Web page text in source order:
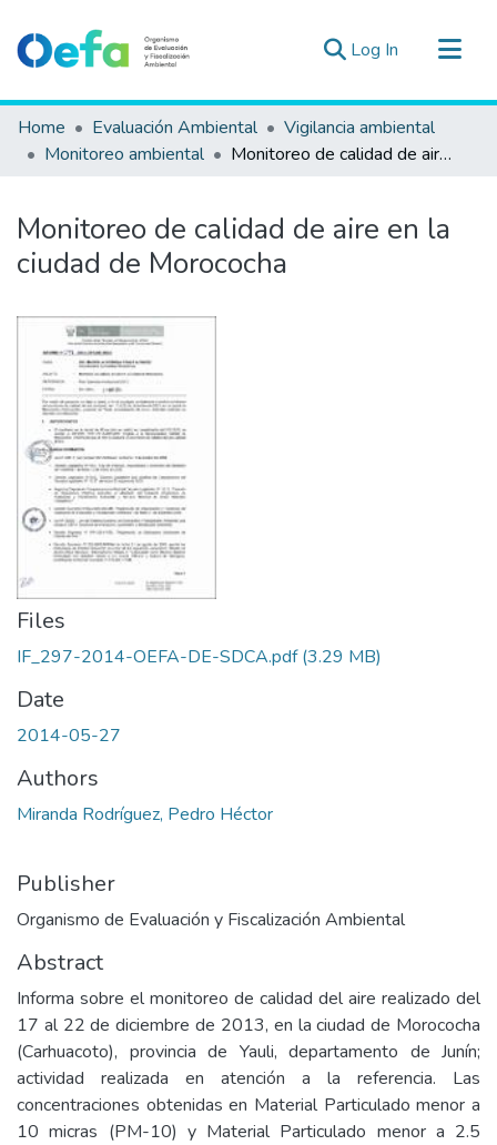
Log In (current)
Communities & Collections
All of DSpace
Estad. Externas
Guias ▾
Home Evaluación Ambiental
Vigilancia ambiental
Monitoreo ambiental
Monitoreo de calidad de aire en la ciudad de Morococha
Monitoreo de calidad de aire en la
ciudad de Morococha
Files
IF_297-2014-OEFA-DE-SDCA.pdf(3.29 MB)
Date
2014-05-27
Authors
Miranda Rodríguez, Pedro Héctor
Publisher
Organismo de Evaluación y Fiscalización Ambiental
Abstract
Informa sobre el monitoreo de calidad del aire realizado del
17 al 22 de diciembre de 2013, en la ciudad de Morococha
(Carhuacoto), provincia de Yauli, departamento de Junín;
actividad realizada en atención a la referencia. Las
concentraciones obtenidas en Material Particulado menor a
10 micras (PM-10) y Material Particulado menor a 2.5